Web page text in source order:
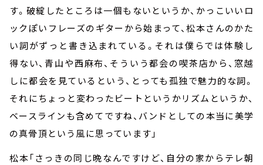
す。破綻したところは一個もないというか、かっこいいロ
ックぽいフレーズのギターから始まって、松本さんのかた
い詞がずっと書き込まれている。それは僕らでは体験し
得ない、青山や西麻布、そういう都会の喫茶店から、窓越
しに都会を見ているという、とっても孤独で魅力的な詞。
それにちょっと変わったビートというかリズムというか、
ベースラインも含めてですね、バンドとしての本当に美学
の真骨頂という風に思っています」
松本「さっきの同じ晩なんですけど、自分の家からテレ朝